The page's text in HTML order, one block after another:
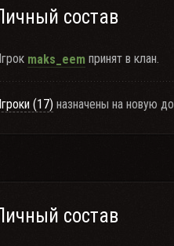
состав
maks_eem принят в клан.
(17) назначены на новую
состав